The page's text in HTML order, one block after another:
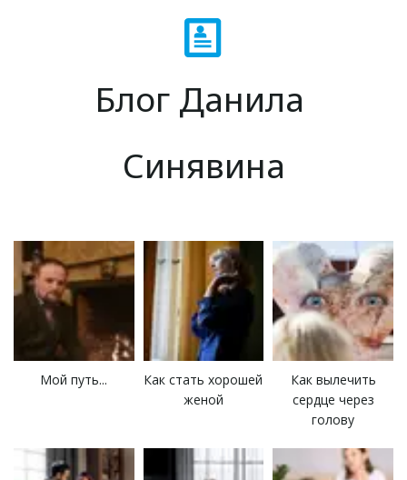
Блог Данила
Синявина
Мой путь...
Как стать хорошей
женой
Как вылечить
сердце через
голову